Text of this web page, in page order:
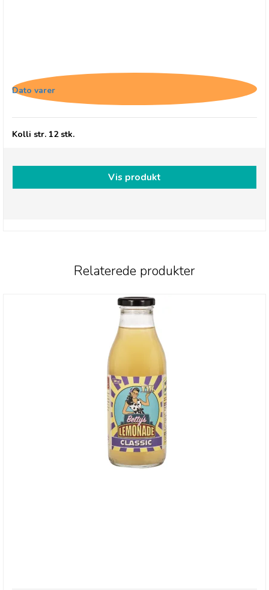
Dato varer
Kolli str. 12 stk.
Vis produkt
Relaterede produkter